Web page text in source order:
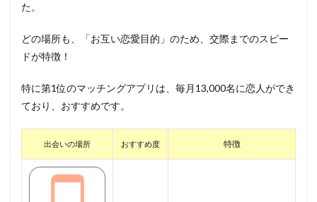
た。
どの場所も、「お互い恋愛目的」のため、交際までのスピー
ドが特徴！
特に第1位のマッチングアプリは、毎月13,000名に恋人ができ
ており、おすすめです。
出会いの場所 おすすめ度 特徴